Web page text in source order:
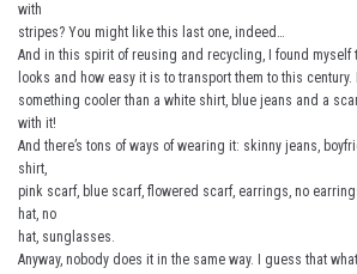
with
stripes? You might like this last one, indeed…
And in this spirit of reusing and recycling, I found
looks and how easy it is to transport them to this century.
something cooler than a white shirt, blue jeans and a
with it!
And there’s tons of ways of wearing it: skinny jeans,
shirt,
pink scarf, blue scarf, flowered scarf, earrings, no
hat, no
hat, sunglasses.
Anyway, nobody does it in the same way. I guess that